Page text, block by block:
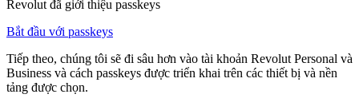
Revolut đã giới thiệu passkeys
Bắt đầu với passkeys
Tiếp theo, chúng tôi sẽ đi sâu hơn vào tài khoản Revolut Personal và
Business và cách passkeys được triển khai trên các thiết bị và nền
tảng được chọn.